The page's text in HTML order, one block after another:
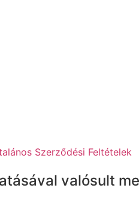
Szerződési Feltételek
valósult